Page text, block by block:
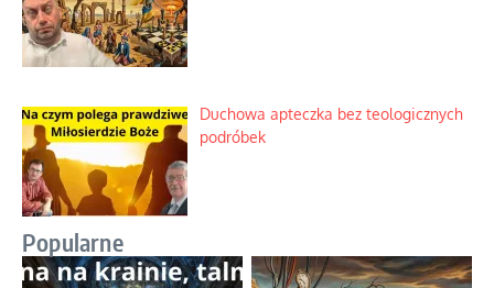
Duchowa apteczka bez teologicznych
podróbek
Popularne